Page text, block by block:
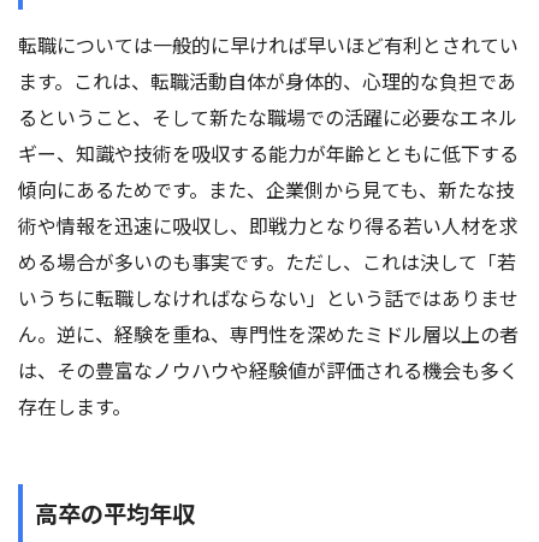
転職については一般的に早ければ早いほど有利とされてい
ます。これは、転職活動自体が身体的、心理的な負担であ
るということ、そして新たな職場での活躍に必要なエネル
ギー、知識や技術を吸収する能力が年齢とともに低下する
傾向にあるためです。また、企業側から見ても、新たな技
術や情報を迅速に吸収し、即戦力となり得る若い人材を求
める場合が多いのも事実です。ただし、これは決して「若
いうちに転職しなければならない」という話ではありませ
ん。逆に、経験を重ね、専門性を深めたミドル層以上の者
は、その豊富なノウハウや経験値が評価される機会も多く
存在します。
高卒の平均年収